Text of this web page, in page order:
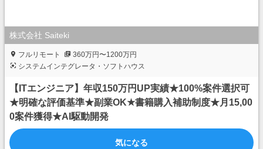
株式会社 Saiteki
フルリモート
360万円〜1200万円
システムインテグレータ・ソフトハウス
【ITエンジニア】年収150万円UP実績★100%案件選択可
★明確な評価基準★副業OK★書籍購入補助制度★月15,00
0案件獲得★AI駆動開発
気になる